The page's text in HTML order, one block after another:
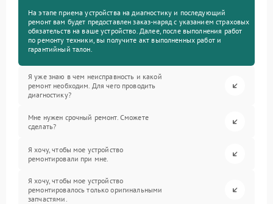
На этапе приема устройства на диагностику и последующий
ремонт вам будет предоставлен заказ-наряд с указанием страховых
обязательств на ваше устройство. Далее, после выполнения работ
по ремонту техники, вы получите акт выполненных работ и
гарантийный талон.
Я уже знаю в чем неисправность и какой
ремонт необходим. Для чего проводить
диагностику?
Мне нужен срочный ремонт. Сможете
сделать?
Я хочу, чтобы мое устройство
ремонтировали при мне.
Я хочу, чтобы мое устройство
ремонтировалось только оригинальными
запчастями.